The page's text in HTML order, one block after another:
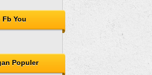
untuk
Mas
baik,
karena
nur hadi.
Fb You
Populer